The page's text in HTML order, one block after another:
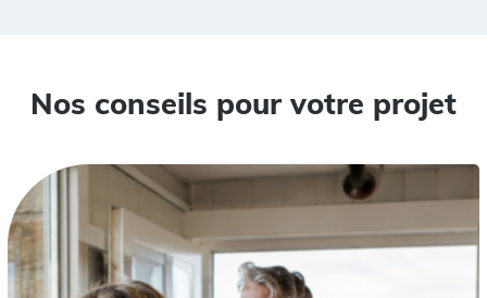
Nos conseils pour votre projet